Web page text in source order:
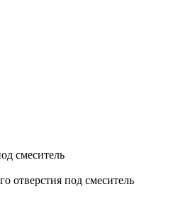
смеситель
отверстия под смеситель